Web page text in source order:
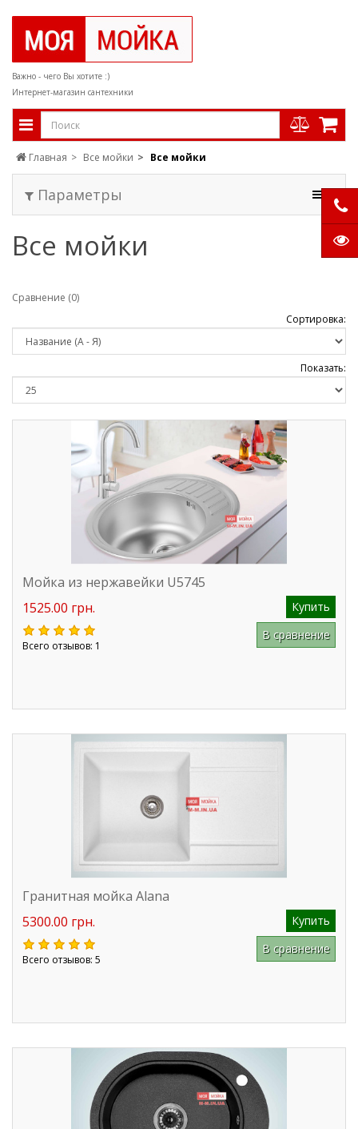
Важно - чего Вы хотите :)
Интернет-магазин сантехники
Главная Все мойки Все мойки
Параметры
Все мойки
Сравнение (0)
Сортировка:
Показать:
Мойка из нержавейки U5745
1525.00 грн.
Купить
Всего отзывов: 1
В сравнение
Гранитная мойка Alana
5300.00 грн.
Купить
Всего отзывов: 5
В сравнение